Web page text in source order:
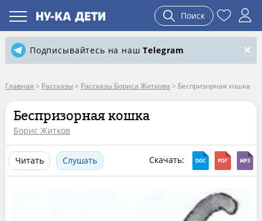
Поиск
Подписывайтесь на нашTelegram
Главная > Рассказы > Рассказы Бориса Житкова > Беспризорная кошка
Беспризорная кошка
Борис Житков
Читать Слушать Скачать: